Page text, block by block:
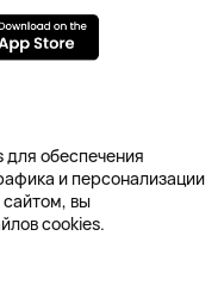
защищены
данных
обеспечения
и персонализации
вы
cookies.